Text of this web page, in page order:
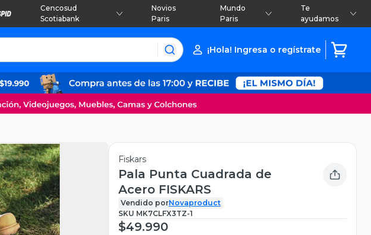
Cencosud
Scotiabank
Novios
Paris
Mundo
Paris
Te
ayudamos
¡Hola! Ingresa o regístrate
Fiskars
Pala Punta Cuadrada de
Acero FISKARS
Vendido porNovaproduct
SKU MK7CLFX3TZ-1
$49.990